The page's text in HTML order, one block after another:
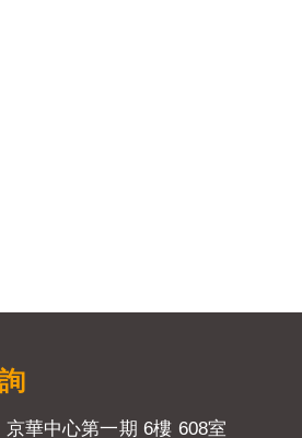
華中心第一期 6樓 608室